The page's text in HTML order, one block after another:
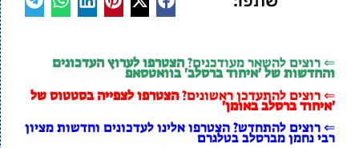
⇐ רוצים להשאר מעודכנים?הצטרפו לערוץ העדכונים
והחדשות של 'איחוד ברסלב' בוואטסאפ
⇐ רוצים להתעדכן ראשונים?הצטרפו לצפייה בסטטוס של
'איחוד ברסלב באומן'
⇐ רוצים להתחדש? הצטרפו אלינו לעדכונים וחדשות מציון
רבי נחמן מברסלב בטלגרם